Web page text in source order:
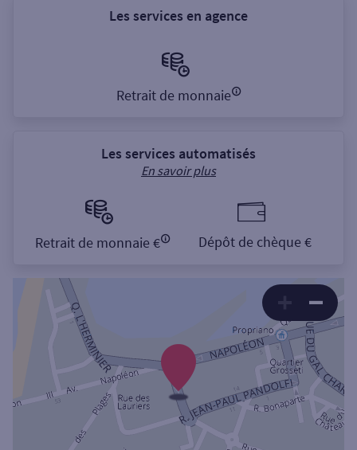
Les services en agence
Retrait de monnaie
Les services automatisés
En savoir plus
Retrait de monnaie € Dépôt de chèque €